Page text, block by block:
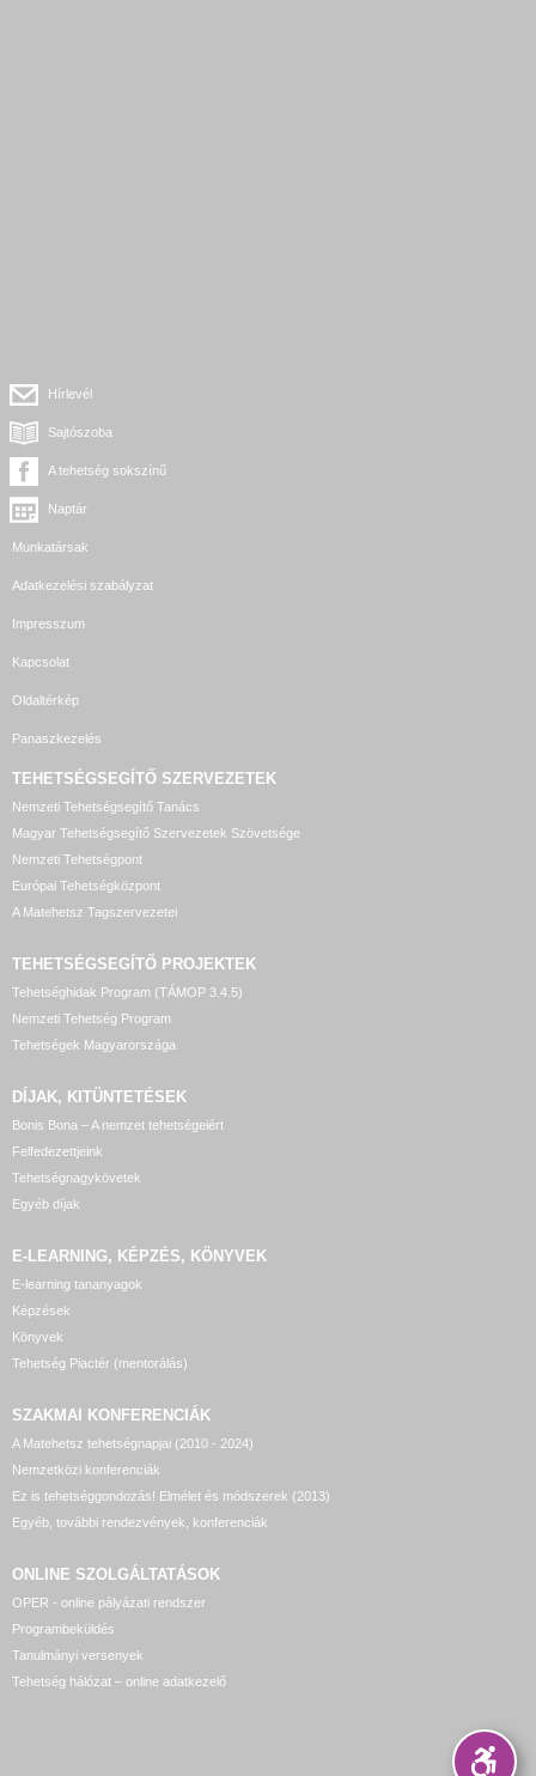
Hírlevél
Sajtószoba
A tehetség sokszínű
Naptár
Munkatársak
Adatkezelési szabályzat
Impresszum
Kapcsolat
Oldaltérkép
Panaszkezelés
TEHETSÉGSEGÍTŐ SZERVEZETEK
Nemzeti Tehetségsegítő Tanács
Magyar Tehetségsegítő Szervezetek Szövetsége
Nemzeti Tehetségpont
Európai Tehetségközpont
A Matehetsz Tagszervezetei
TEHETSÉGSEGÍTŐ PROJEKTEK
Tehetséghidak Program (TÁMOP 3.4.5)
Nemzeti Tehetség Program
Tehetségek Magyarországa
DÍJAK, KITÜNTETÉSEK
Bonis Bona – A nemzet tehetségeiért
Felfedezettjeink
Tehetségnagykövetek
Egyéb díjak
E-LEARNING, KÉPZÉS, KÖNYVEK
E-learning tananyagok
Képzések
Könyvek
Tehetség Piactér (mentorálás)
SZAKMAI KONFERENCIÁK
A Matehetsz tehetségnapjai (2010 - 2024)
Nemzetközi konferenciák
Ez is tehetséggondozás! Elmélet és módszerek (2013)
Egyéb, további rendezvények, konferenciák
ONLINE SZOLGÁLTATÁSOK
OPER - online pályázati rendszer
Programbeküldés
Tanulmányi versenyek
Tehetség hálózat – online adatkezelő